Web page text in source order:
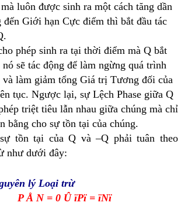
luôn được sinh ra một cách tăng dần
Giới hạn Cực điểm thì bắt đầu tác
phép sinh ra tại thời điểm mà Q bắt
sẽ tác động để làm ngừng quá trình
và làm giảm tổng Giá trị Tương đối của
tục. Ngược lại, sự Lệch Phase giữa Q
triệt tiêu lẫn nhau giữa chúng mà chỉ
bằng cho sự tồn tại của chúng.
tồn tại của Q và –Q phải tuân theo
như dưới đây:
lý Loại trừ
PÅN = 0 Û ïPï= ïNï